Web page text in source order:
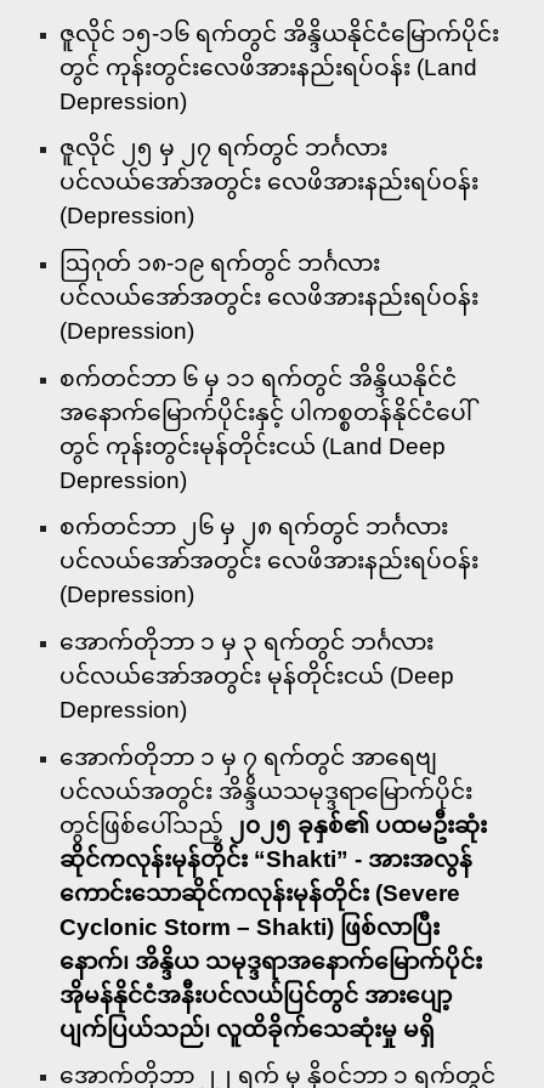
ဇူလိုင် ၁၅-၁၆ ရက်တွင် အိန္ဒိယနိုင်ငံမြောက်ပိုင်း
တွင် ကုန်းတွင်းလေဖိအားနည်းရပ်ဝန်း (Land
Depression)
ဇူလိုင် ၂၅ မှ ၂၇ ရက်တွင် ဘင်္ဂလား
ပင်လယ်အော်အတွင်း လေဖိအားနည်းရပ်ဝန်း
(Depression)
ဩဂုတ် ၁၈-၁၉ ရက်တွင် ဘင်္ဂလား
ပင်လယ်အော်အတွင်း လေဖိအားနည်းရပ်ဝန်း
(Depression)
စက်တင်ဘာ ၆ မှ ၁၁ ရက်တွင် အိန္ဒိယနိုင်ငံ
အနောက်မြောက်ပိုင်းနှင့် ပါကစ္စတန်နိုင်ငံပေါ်
တွင် ကုန်းတွင်းမုန်တိုင်းငယ် (Land Deep
Depression)
စက်တင်ဘာ ၂၆ မှ ၂၈ ရက်တွင် ဘင်္ဂလား
ပင်လယ်အော်အတွင်း လေဖိအားနည်းရပ်ဝန်း
(Depression)
အောက်တိုဘာ ၁ မှ ၃ ရက်တွင် ဘင်္ဂလား
ပင်လယ်အော်အတွင်း မုန်တိုင်းငယ် (Deep
Depression)
အောက်တိုဘာ ၁ မှ ၇ ရက်တွင် အာရေဗျ
ပင်လယ်အတွင်း အိန္ဒိယသမုဒ္ဒရာမြောက်ပိုင်း
တွင်ဖြစ်ပေါ်သည့်
၂၀၂၅ ခုနှစ်၏ ပထမဦးဆုံး
ဆိုင်ကလုန်းမုန်တိုင်း “Shakti” - အားအလွန်
ကောင်းသောဆိုင်ကလုန်းမုန်တိုင်း (Severe
Cyclonic Storm – Shakti) ဖြစ်လာပြီး
နောက်၊ အိန္ဒိယ သမုဒ္ဒရာအနောက်မြောက်ပိုင်း
အိုမန်နိုင်ငံအနီးပင်လယ်ပြင်တွင် အားပျော့
ပျက်ပြယ်သည်၊ လူထိခိုက်သေဆုံးမှု မရှိ
အောက်တိုဘာ ၂၂ ရက် မှ နိုဝင်ဘာ ၁ ရက်တွင်